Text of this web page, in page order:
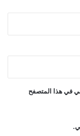
في هذا المتصفح